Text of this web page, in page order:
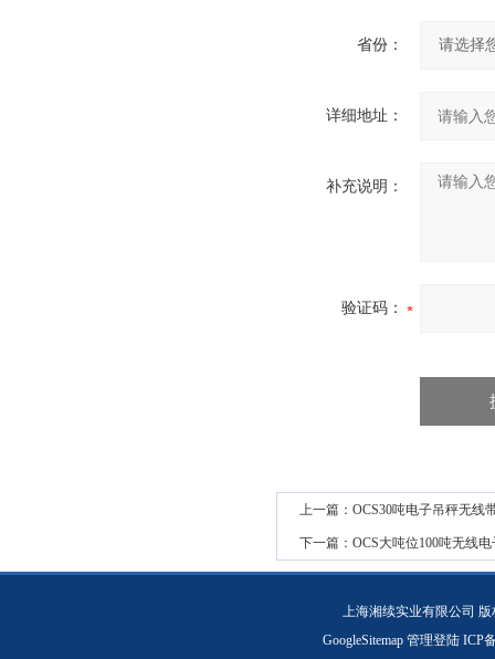
省份：
详细地址：
补充说明：
验证码：
上一篇： OCS30吨电子吊秤无线
下一篇： OCS大吨位100吨无线
上海湘续实业有限公司
GoogleSitemap 管理登陆ICP